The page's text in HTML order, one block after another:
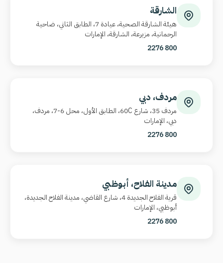
الشارقة
هيئة الشارقة الصحية، عيادة 7، الطابق الثاني، ضاحية
الرحمانية، مزيرعة، الشارقة، الإمارات
800 2276
مردف، دبي
مردف 35، شارع 60C
، الطابق الأول، محل 6-7، مردف،
دبي، الإمارات
800 2276
مدينة الفلاح، أبوظبي
قرية الفلاح الجديدة 4، شارع القاضي، مدينة الفلاح الجديدة،
أبوظبي، الإمارات
800 2276